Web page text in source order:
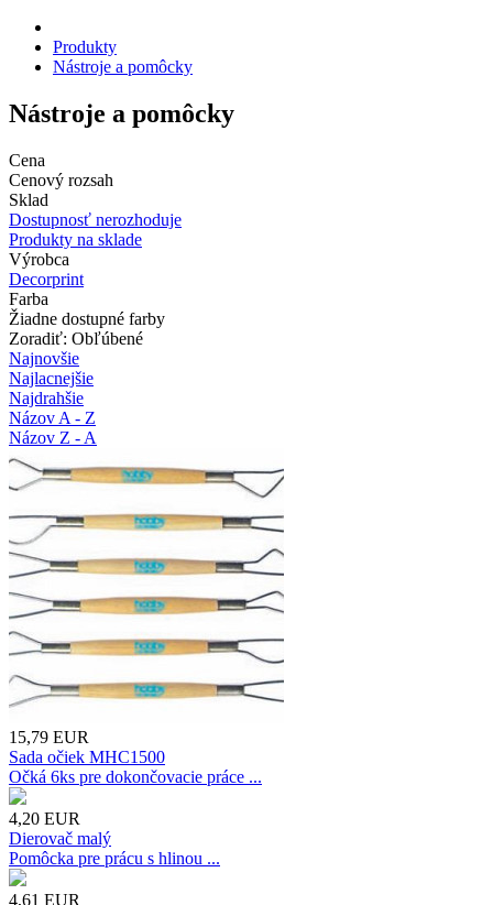
Produkty
Nástroje a pomôcky
Nástroje a pomôcky
Cena
Cenový rozsah
Sklad
Dostupnosť nerozhoduje
Produkty na sklade
Výrobca
Decorprint
Farba
Žiadne dostupné farby
Zoradiť: Obľúbené
Najnovšie
Najlacnejšie
Najdrahšie
Názov A - Z
Názov Z - A
15,79 EUR
Sada očiek MHC1500
Očká 6ks pre dokončovacie práce ...
4,20 EUR
Dierovač malý
Pomôcka pre prácu s hlinou ...
4,61 EUR